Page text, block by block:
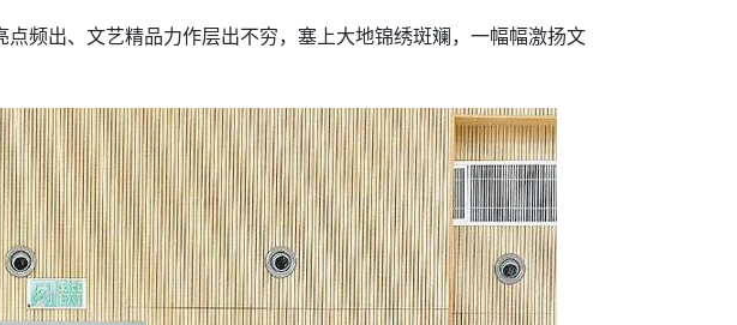
频出、文艺精品力作层出不穷，塞上大地锦绣斑斓，一幅幅激扬文